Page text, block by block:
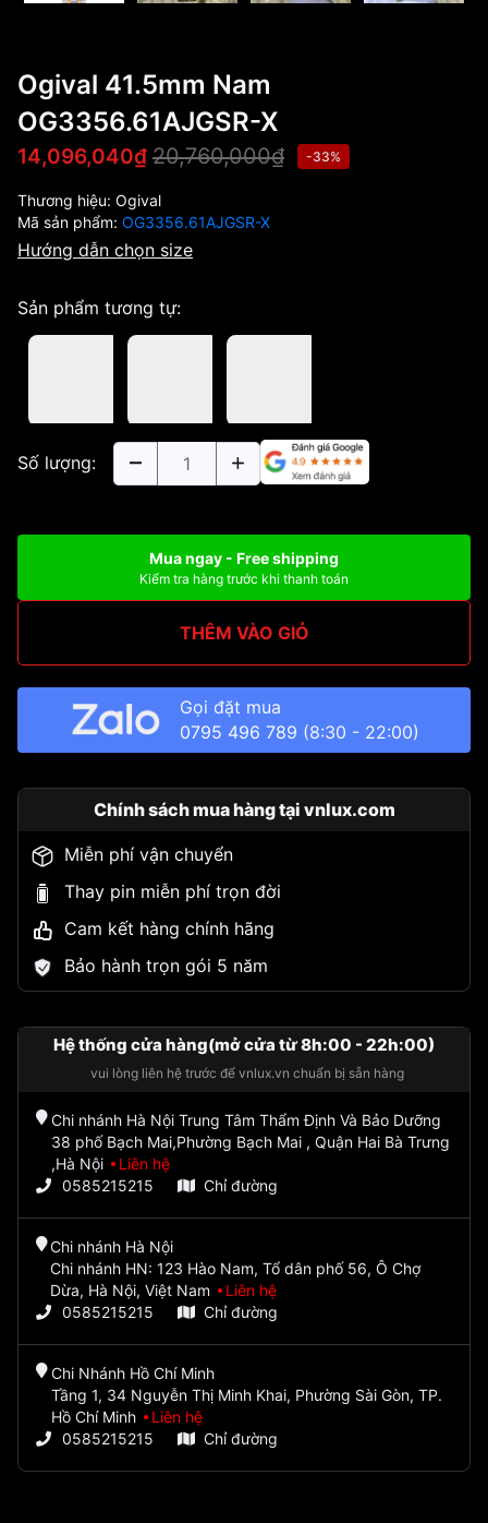
Ogival 41.5mm Nam
OG3356.61AJGSR-X
14,096,040₫ 20,760,000₫ -33%
Thương hiệu: Ogival
Mã sản phẩm: OG3356.61AJGSR-X
Hướng dẫn chọn size
Sản phẩm tương tự:
Số lượng:
Mua ngay - Free shipping
Kiểm tra hàng trước khi thanh toán
THÊM VÀO GIỎ
Gọi đặt mua
0795 496 789 (8:30 - 22:00)
Chính sách mua hàng tại vnlux.com
Miễn phí vận chuyển
Thay pin miễn phí trọn đời
Cam kết hàng chính hãng
Bảo hành trọn gói 5 năm
Hệ thống cửa hàng(mở cửa từ 8h:00 - 22h:00)
vui lòng liên hệ trước để vnlux.vn chuẩn bị sẵn hàng
Chi nhánh Hà Nội Trung Tâm Thẩm Định Và Bảo Dưỡng
38 phố Bạch Mai,Phường Bạch Mai , Quận Hai Bà Trưng
,Hà Nội
Liên hệ
0585215215
Chỉ đường
Chi nhánh Hà Nội
Chi nhánh HN: 123 Hào Nam, Tổ dân phố 56, Ô Chợ
Dừa, Hà Nội, Việt Nam
Liên hệ
0585215215
Chỉ đường
Chi Nhánh Hồ Chí Minh
Tầng 1, 34 Nguyễn Thị Minh Khai, Phường Sài Gòn, TP.
Hồ Chí Minh
Liên hệ
0585215215
Chỉ đường